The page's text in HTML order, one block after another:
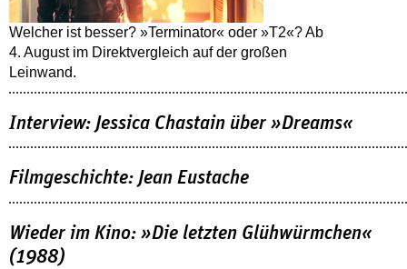
Welcher ist besser? »Terminator« oder »T2«? Ab
4. August im Direktvergleich auf der großen
Leinwand.
Interview: Jessica Chastain über »Dreams«
Filmgeschichte: Jean Eustache
Wieder im Kino: »Die letzten Glühwürmchen«
(1988)